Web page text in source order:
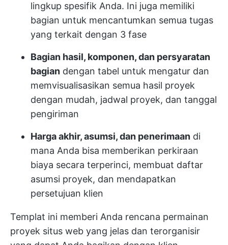
lingkup spesifik Anda. Ini juga memiliki
bagian untuk mencantumkan semua tugas
yang terkait dengan 3 fase
Bagian hasil, komponen, dan persyaratan
bagian dengan tabel untuk mengatur dan
memvisualisasikan semua hasil proyek
dengan mudah, jadwal proyek, dan tanggal
pengiriman
Harga akhir, asumsi, dan penerimaan di
mana Anda bisa memberikan perkiraan
biaya secara terperinci, membuat daftar
asumsi proyek, dan mendapatkan
persetujuan klien
Templat ini memberi Anda rencana permainan
proyek situs web yang jelas dan terorganisir